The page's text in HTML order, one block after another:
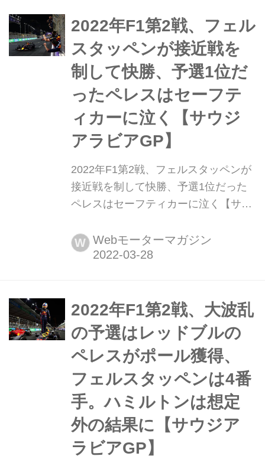
得したものの優勝争いにはまったく絡
めなかった。常勝メルセデスにいった
いなにが起きているのか。
2022年F1第2戦、フェル
スタッペンが接近戦を
制して快勝、予選1位だ
ったペレスはセーフテ
ィカーに泣く【サウジ
アラビアGP】
2022年F1第2戦、フェルスタッペンが
接近戦を制して快勝、予選1位だった
ペレスはセーフティカーに泣く【サウ
時間28日)、2022年F1第2戦サウジアラ
ビアGP決勝がジェッダ市街地サーキ
フェラーリのシャルル・ルクレール、
3位にはフェラーリのカルロス・サイ
ンツが入った。角田裕毅はトラブルの
ため...
W Webモーターマガジン
2022年F1第2戦、大波乱
の予選はレッドブルの
ペレスがポール獲得、
フェルスタッペンは4番
手。ハミルトンは想定
外の結果に【サウジア
ラビアGP】